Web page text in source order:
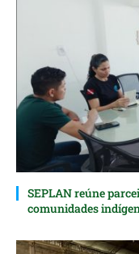
SEPLAN reúne
comunidades